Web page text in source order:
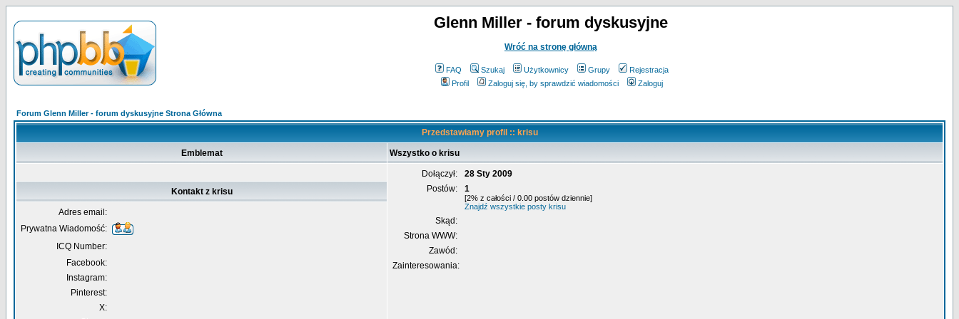
Glenn Miller - forum dyskusyjne
Wróć na stronę główną
FAQ Szukaj Użytkownicy Grupy
Rejestracja
Profil
Zaloguj się, by sprawdzić wiadomości Zaloguj
Forum Glenn Miller - forum dyskusyjne Strona Główna
Przedstawiamy profil :: krisu
Emblemat Wszystko o krisu
Dołączył:
28 Sty 2009
Postów:
1
[2% z całości / 0.00 postów dziennie]
Znajdź wszystkie posty krisu
Skąd:
Strona WWW:
Zawód:
Zainteresowania:
Kontakt z krisu
Adres email:
Prywatna Wiadomość:
ICQ Number:
Facebook:
Instagram:
Pinterest:
X: